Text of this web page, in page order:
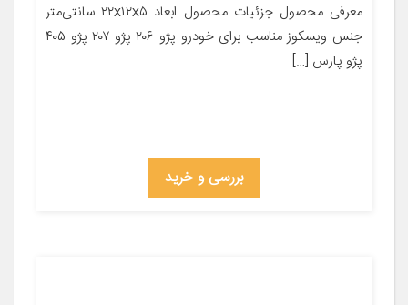
معرفی محصول جزئیات محصول ابعاد ۲۲x۱۲x۵ سانتی‌متر
جنس ویسکوز مناسب برای خودرو پژو ۲۰۶ پژو ۲۰۷ پژو ۴۰۵
پژو پارس […]
بررسی و خرید